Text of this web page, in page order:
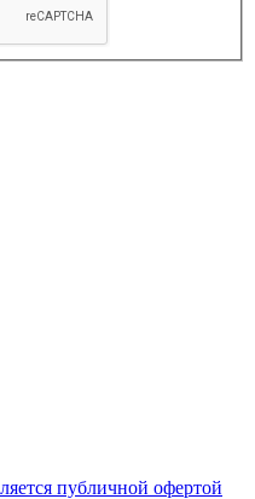
публичной офертой